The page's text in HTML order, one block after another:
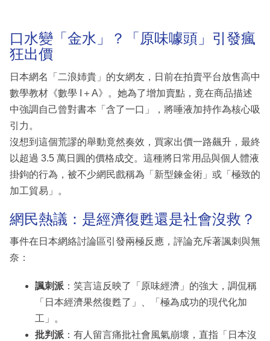
口水變「金水」？「原味噱頭」引發瘋
狂出價
日本網名「二浪姉貴」的女網友，日前在拍賣平台放售高中
數學教材《數學 I＋A》。她為了增加賣點，竟在商品描述
中強調自己曾對書本「含了一口」，將唾液加持作為核心吸
引力。
沒想到這個荒謬的舉動竟然奏效，買家出價一路飆升，最終
以超過 3.5 萬日圓的價格成交。這種將日常用品與個人體液
掛鉤的行為，被不少網民戲稱為「新型鍊金術」或「極致的
加工貿易」。
網民熱議：是經濟復甦還是社會沒救？
事件在日本網絡討論區引發兩極反應，評論充斥著諷刺與無
奈：
諷刺派 ：笑言這反映了「原味經濟」的強大，調侃稱
「日本經濟果然復甦了」、「極為成功的現代化加
工」。
批判派 ：有人留言痛批社會風氣崩壞，直指「日本沒